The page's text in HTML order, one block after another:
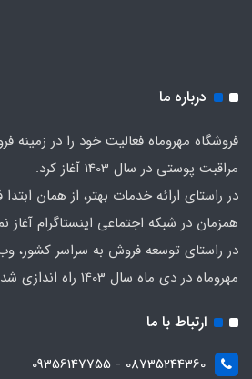
درباره ما
فروشگاه مهروماه فعالیت خود را در
مراقبت پوستی در سال 1403 آغاز کرد.
در راستای ارائه خدمات بهتر، از همان
همزمان در شبکه اجتماعی اینستاگرام آغاز
در راستای توسعه فروش به سراسر کشور،
مهروماه در دی ماه سال 1403 راه اندازی شد.
ارتباط با ما
08735244360 - 09356147755